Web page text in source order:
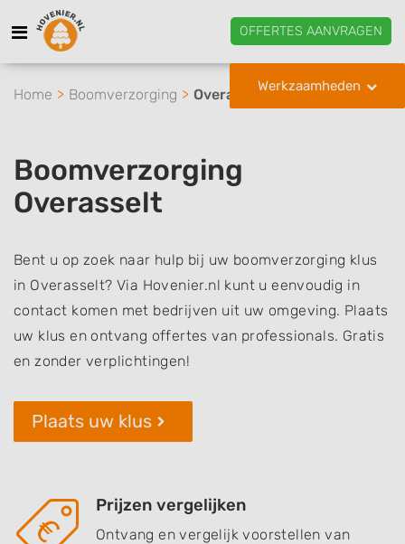
OFFERTES AANVRAGEN
Werkzaamheden
Home Boomverzorging Overasselt
Boomverzorging
Overasselt
Bent u op zoek naar hulp bij uw boomverzorging klus
in Overasselt? Via Hovenier.nl kunt u eenvoudig in
contact komen met bedrijven uit uw omgeving. Plaats
uw klus en ontvang offertes van professionals. Gratis
en zonder verplichtingen!
Plaats uw klus
Prijzen vergelijken
Ontvang en vergelijk voorstellen van